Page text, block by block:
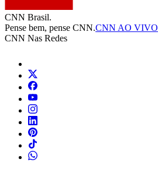
CNN Brasil.
Pense bem, pense CNN.CNN AO VIVO
CNN Nas Redes